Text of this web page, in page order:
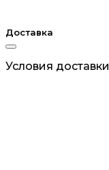
Доставка
Условия доставки